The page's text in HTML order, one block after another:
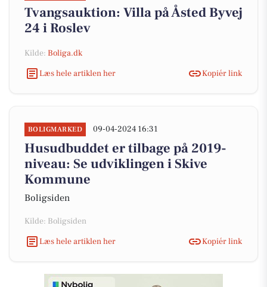
Tvangsauktion: Villa på Åsted Byvej
24 i Roslev
Kilde: Boliga.dk
Læs hele artiklen her
Kopiér link
BOLIGMARKED 09-04-2024 16:31
Husudbuddet er tilbage på 2019-
niveau: Se udviklingen i Skive
Kommune
Boligsiden
Kilde: Boligsiden
Læs hele artiklen her
Kopiér link